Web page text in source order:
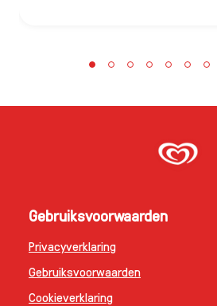
Gebruiksvoorwaarden
Privacyverklaring
Gebruiksvoorwaarden
Cookieverklaring